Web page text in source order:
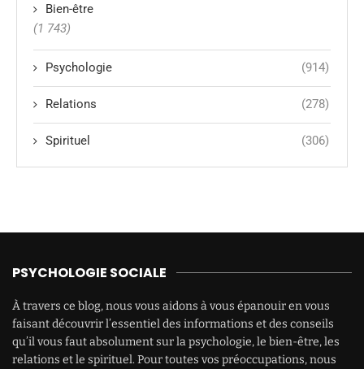
Bien-être
(1 743)
Psychologie (914)
Relations (278)
Spirituel (306)
PSYCHOLOGIE SOCIALE
À travers ce blog, nous vous aidons à vous épanouir en vous
faisant découvrir l’essentiel des informations et des conseils
qu’il vous faut absolument sur la psychologie, le bien-être, les
relations et le spirituel. Pour toutes vos préoccupations, nous